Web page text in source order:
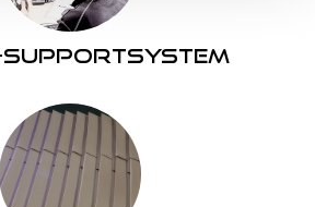
Supportsystem